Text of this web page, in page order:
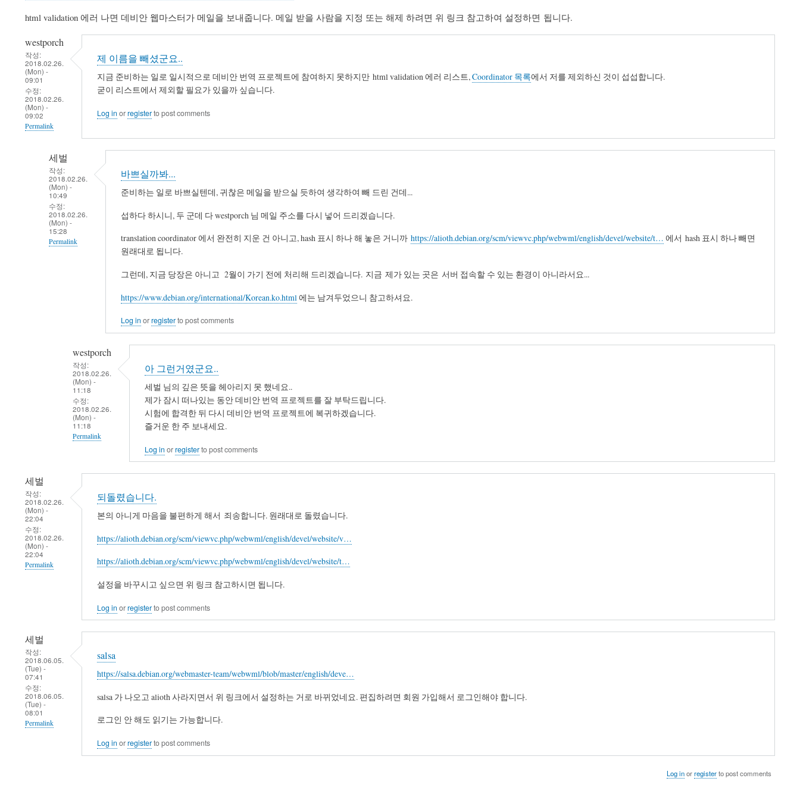
html validation 에러 나면 데비안 웹마스터가 메일을 보내줍니다. 메일 받을 사람을 지정 또는 해제 하려면 위 링크 참고하여 설정하면 됩니다.
westporch
작성:
2018.02.26.
(Mon) -
09:01
수정:
2018.02.26.
(Mon) -
09:02
Permalink
제 이름을 빼셨군요..
지금 준비하는 일로 일시적으로 데비안 번역 프로젝트에 참여하지 못하지만 html validation 에러 리스트,Coordinator 목록에서 저를 제외하신 것이 섭섭합니다.
굳이 리스트에서 제외할 필요가 있을까 싶습니다.
Log in orregisterto post comments
세벌
작성:
2018.02.26.
(Mon) -
10:49
수정:
2018.02.26.
(Mon) -
15:28
Permalink
westporch
바쁘실까봐...
준비하는 일로 바쁘실텐데, 귀찮은 메일을 받으실 듯하여 생각하여 빼 드린 건데...
섭하다 하시니, 두 군데 다 westporch 님 메일 주소를 다시 넣어 드리겠습니다.
translation coordinator 에서 완전히 지운 건 아니고, hash 표시 하나 해 놓은 거니까 https://alioth.debian.org/scm/viewvc.php/webwml/english/devel/website/t… 에서 hash 표시 하나 빼면
원래대로 됩니다.
그런데, 지금 당장은 아니고 2월이 가기 전에 처리해 드리겠습니다. 지금 제가 있는 곳은 서버 접속할 수 있는 환경이 아니라서요...
https://www.debian.org/international/Korean.ko.html 에는 남겨두었으니 참고하셔요.
Log in orregisterto post comments
westporch
작성:
2018.02.26.
(Mon) -
11:18
수정:
2018.02.26.
(Mon) -
11:18
Permalink
reply
아 그런거였군요..
세벌 님의 깊은 뜻을 헤아리지 못 했네요..
제가 잠시 떠나있는 동안 데비안 번역 프로젝트를 잘 부탁드립니다.
시험에 합격한 뒤 다시 데비안 번역 프로젝트에 복귀하겠습니다.
즐거운 한 주 보내세요.
Log in orregisterto post comments
세벌
작성:
2018.02.26.
(Mon) -
22:04
수정:
2018.02.26.
(Mon) -
22:04
Permalink
되돌렸습니다.
본의 아니게 마음을 불편하게 해서 죄송합니다. 원래대로 돌렸습니다.
https://alioth.debian.org/scm/viewvc.php/webwml/english/devel/website/v…
https://alioth.debian.org/scm/viewvc.php/webwml/english/devel/website/t…
설정을 바꾸시고 싶으면 위 링크 참고하시면 됩니다.
Log in orregisterto post comments
세벌
작성:
2018.06.05.
(Tue) -
07:41
수정:
2018.06.05.
(Tue) -
08:01
Permalink
salsa
https://salsa.debian.org/webmaster-team/webwml/blob/master/english/deve…
salsa 가 나오고 alioth 사라지면서 위 링크에서 설정하는 거로 바뀌었네요. 편집하려면 회원 가입해서 로그인해야 합니다.
로그인 안 해도 읽기는 가능합니다.
Log in orregisterto post comments
Log inorregisterto post comments